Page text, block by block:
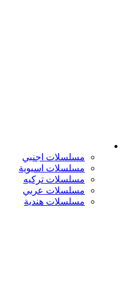
مسلسلات اجنبي
مسلسلات اسيوية
مسلسلات تركيه
مسلسلات عربي
مسلسلات هندية